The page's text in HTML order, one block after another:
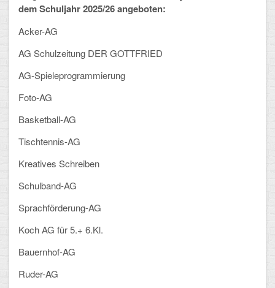
Schulalbum
SCHULLEBEN
Gesamtelternvertretung
Sekretariat
Ganztagsschule
Schulsozialarbeit
dem Schuljahr 2025/26 angeboten:
Acker-AG
AG Schulzeitung DER GOTTFRIED
AG-Spieleprogrammierung
Foto-AG
Basketball-AG
Tischtennis-AG
Kreatives Schreiben
Schulband-AG
Sprachförderung-AG
Koch AG für 5.+ 6.Kl.
Bauernhof-AG
Ruder-AG